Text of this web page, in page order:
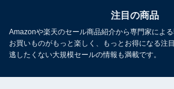
注目の商品
Amazonや楽天のセール商品紹介から専門家によ
お買いものがもっと楽しく、もっとお得になる注
逃したくない大規模セールの情報も満載です。